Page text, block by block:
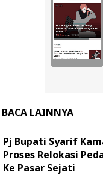
BACA LAINNYA
Pj Bupati Syarif
Proses Relokasi
Ke Pasar Sejati